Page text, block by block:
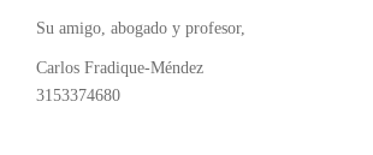
Su amigo, abogado y profesor,
Carlos Fradique-Méndez
3153374680